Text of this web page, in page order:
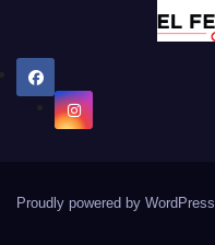
Proudly powered by WordPress